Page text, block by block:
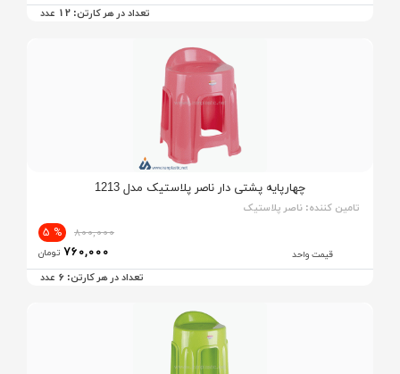
تعداد در هر کارتن: 12 عدد
چهارپایه پشتی دار ناصر پلاستیک مدل 1213
تامین کننده: ناصر پلاستیک
قیمت واحد
800,000
% 5
760,000 تومان
تعداد در هر کارتن: 6 عدد